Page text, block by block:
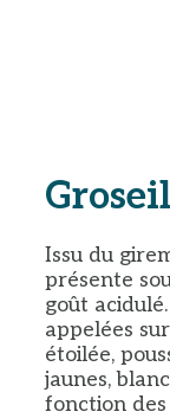
Issu du
présente
goût
appelées
étoilée,
jaunes,
fonction